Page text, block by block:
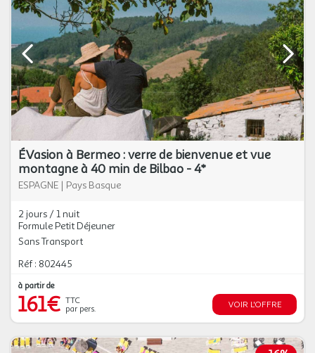
ÉVasion à Bermeo : verre de bienvenue et vue
montagne à 40 min de Bilbao - 4*
ESPAGNE | Pays Basque
2 jours / 1 nuit
Formule Petit Déjeuner
Sans Transport
Réf : 802445
à partir de
161€ TTC
par pers.
VOIR L'OFFRE